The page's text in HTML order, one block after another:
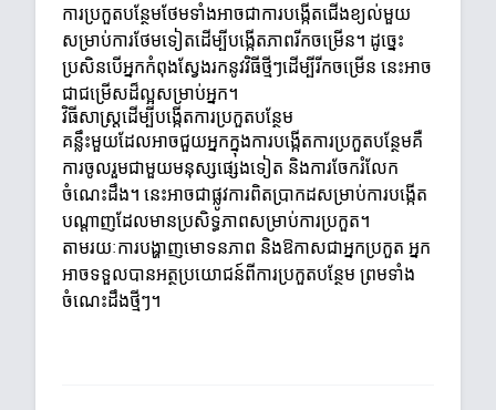
ការប្រកួតបន្ថែមថែមទាំងអាចជាការបង្កើតជើងខ្យល់មួយ
សម្រាប់ការថែមទៀតដើម្បីបង្កើតភាពរីកចម្រើន។ ដូច្នេះ
ប្រសិនបើអ្នកកំពុងស្វែងរកនូវវិធីថ្មីៗដើម្បីរីកចម្រើន នេះអាច
ជាជម្រើសដ៏ល្អសម្រាប់អ្នក។
វិធីសាស្ត្រដើម្បីបង្កើតការប្រកួតបន្ថែម
គន្លឹះមួយដែលអាចជួយអ្នកក្នុងការបង្កើតការប្រកួតបន្ថែមគឺ
ការចូលរួមជាមួយមនុស្សផ្សេងទៀត និងការចែករំលែក
ចំណេះដឹង។ នេះអាចជាផ្លូវការពិតប្រាកដសម្រាប់ការបង្កើត
បណ្តាញដែលមានប្រសិទ្ធភាពសម្រាប់ការប្រកួត។
តាមរយៈការបង្ហាញមោទនភាព និងឱកាសជាអ្នកប្រកួត អ្នក
អាចទទួលបានអត្ថប្រយោជន៍ពីការប្រកួតបន្ថែម ព្រមទាំង
ចំណេះដឹងថ្មីៗ។